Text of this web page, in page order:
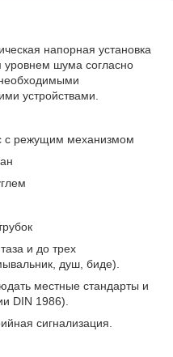
напорная установка
уровнем шума согласно
устройствами.
с режущим механизмом
и до трех
душ, биде).
местные стандарты и
DIN 1986).
сигнализация.